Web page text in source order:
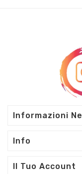
Informazioni
Info
Il Tuo Account